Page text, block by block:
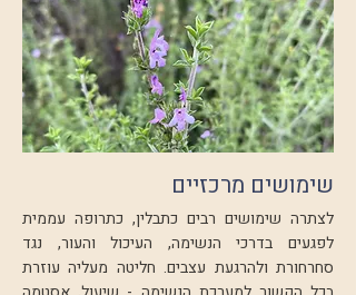
שימושים מרכזיים
לצתרה שימושים רבים כתבלין, כתרופה עממית
לפגעים בדרכי הנשימה, העיכול והעור, נגד
סחרחורת ולהרגעת עצבים. חליטה מעליה עוזרת